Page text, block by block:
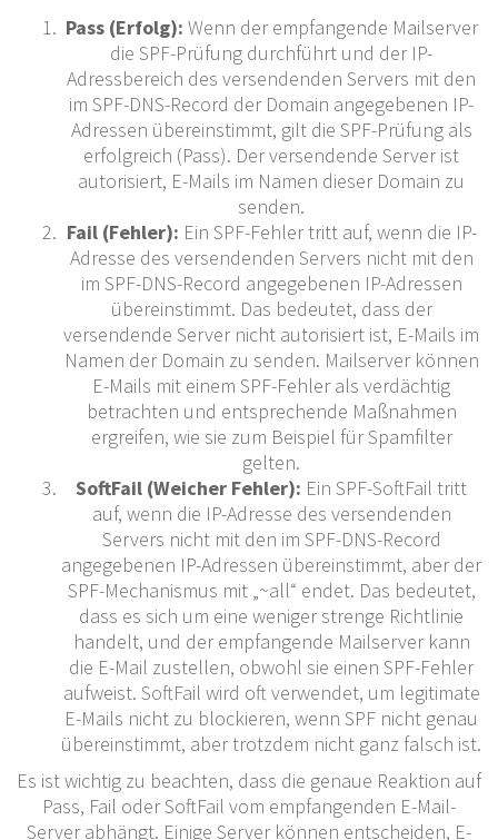
Pass (Erfolg): Wenn der empfangende Mailserver
die SPF-Prüfung durchführt und der IP-
Adressbereich des versendenden Servers mit den
im SPF-DNS-Record der Domain angegebenen IP-
Adressen übereinstimmt, gilt die SPF-Prüfung als
erfolgreich (Pass). Der versendende Server ist
autorisiert, E-Mails im Namen dieser Domain zu
senden.
Fail (Fehler): Ein SPF-Fehler tritt auf, wenn die IP-
Adresse des versendenden Servers nicht mit den
im SPF-DNS-Record angegebenen IP-Adressen
übereinstimmt. Das bedeutet, dass der
versendende Server nicht autorisiert ist, E-Mails im
Namen der Domain zu senden. Mailserver können
E-Mails mit einem SPF-Fehler als verdächtig
betrachten und entsprechende Maßnahmen
ergreifen, wie sie zum Beispiel für Spamfilter
gelten.
SoftFail (Weicher Fehler): Ein SPF-SoftFail tritt
auf, wenn die IP-Adresse des versendenden
Servers nicht mit den im SPF-DNS-Record
angegebenen IP-Adressen übereinstimmt, aber der
SPF-Mechanismus mit „~all“ endet. Das bedeutet,
dass es sich um eine weniger strenge Richtlinie
handelt, und der empfangende Mailserver kann
die E-Mail zustellen, obwohl sie einen SPF-Fehler
aufweist. SoftFail wird oft verwendet, um legitimate
E-Mails nicht zu blockieren, wenn SPF nicht genau
übereinstimmt, aber trotzdem nicht ganz falsch ist.
Es ist wichtig zu beachten, dass die genaue Reaktion auf
Pass, Fail oder SoftFail vom empfangenden E-Mail-
Server abhängt. Einige Server können entscheiden, E-